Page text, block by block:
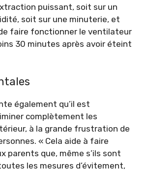
puissant, soit sur un
soit sur une minuterie, et
faire fonctionner le ventilateur
30 minutes après avoir éteint
également qu’il est
complètement les
à la grande frustration de
« Cela aide à faire
parents que, même s’ils sont
les mesures d’évitement,